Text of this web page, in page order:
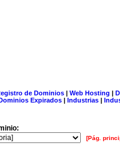
de Dominios| Web Hosting |
Expirados | Industrias |
[Pág.